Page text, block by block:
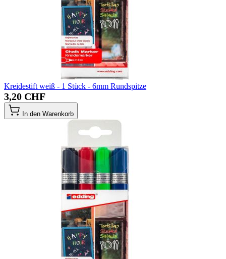
Kreidestift weiß - 1 Stück - 6mm Rundspitze
3,20 CHF
In den Warenkorb